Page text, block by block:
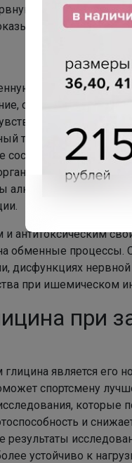
систему. В то же
работоспособность,
снижает агрессию,
помогает
сосудистой системы,
от ишемии и
алкоголя и других
антитоксическим
обменные процессы.
дисфункциях
при ишемическом
при
является его
спортсмену
которые
и
устойчиво к
Натали